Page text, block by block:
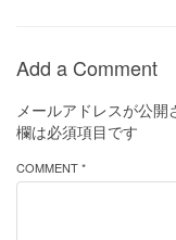
Add a Comment
メールアドレスが公開
欄は必須項目です
COMMENT *